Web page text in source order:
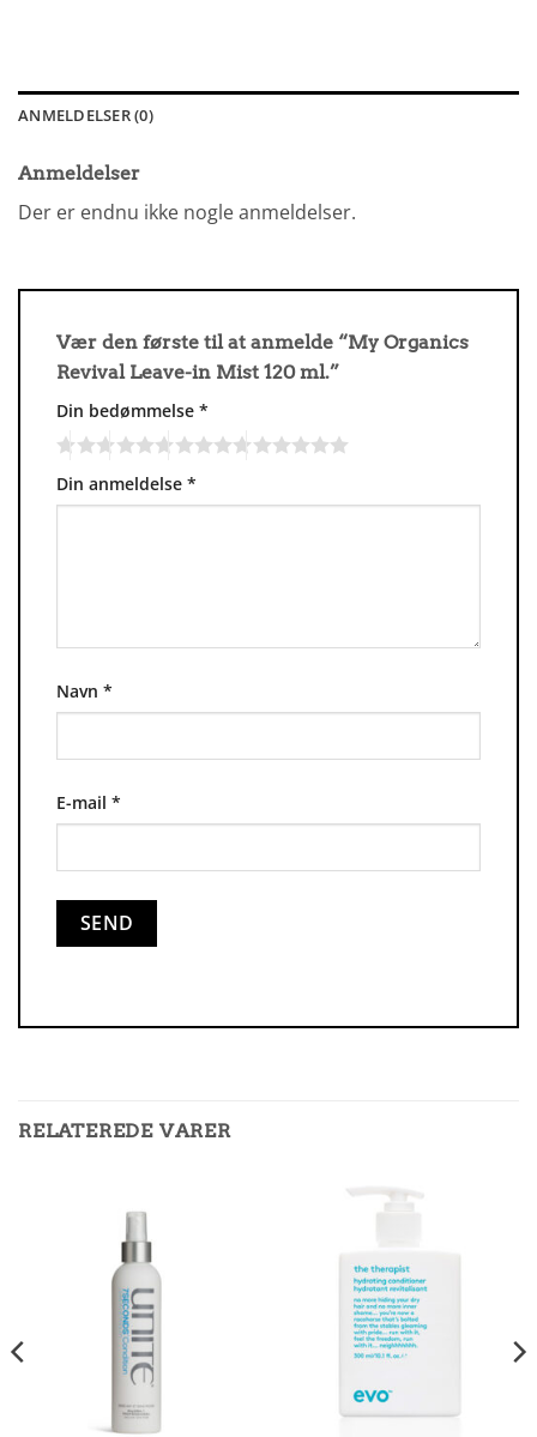
ANMELDELSER (0)
Anmeldelser
Der er endnu ikke nogle anmeldelser.
Vær den første til at anmelde “My Organics
Revival Leave-in Mist 120 ml.”
Din bedømmelse *
Din anmeldelse *
Navn *
E-mail *
RELATEREDE VARER